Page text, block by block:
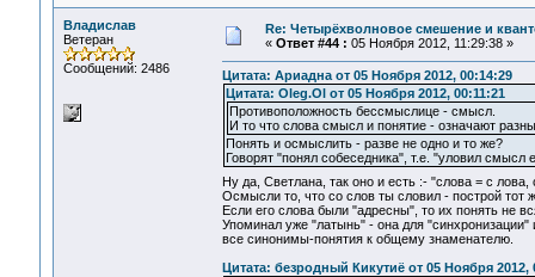
Владислав
Ветеран
Сообщений: 2486
Re: Четырёхволновое смешение и
« Ответ #44 : 05 Ноября 2012, 11:29:38 »
Цитата: Ариадна от 05 Ноября 2012, 00:14:29
Цитата: Oleg.Ol от 05 Ноября 2012, 00:11:21
Противоположность бессмыслице - смысл.
И то что слова смысл и понятие - означают
Понять и осмыслить - разве не одно и то же?
Говорят "понял собеседника", т.е. "уловил смысл
Ну да, Светлана, так оно и есть :- "слова = с
Осмысли то, что со слов ты словил - построй тот
Если его слова были "адресны", то их понять не
Упоминал уже "латынь" - она для "синхронизации"
все синонимы-понятия к общему знаменателю.
Цитата: безродный Кикутиё от 05 Ноября 2012,